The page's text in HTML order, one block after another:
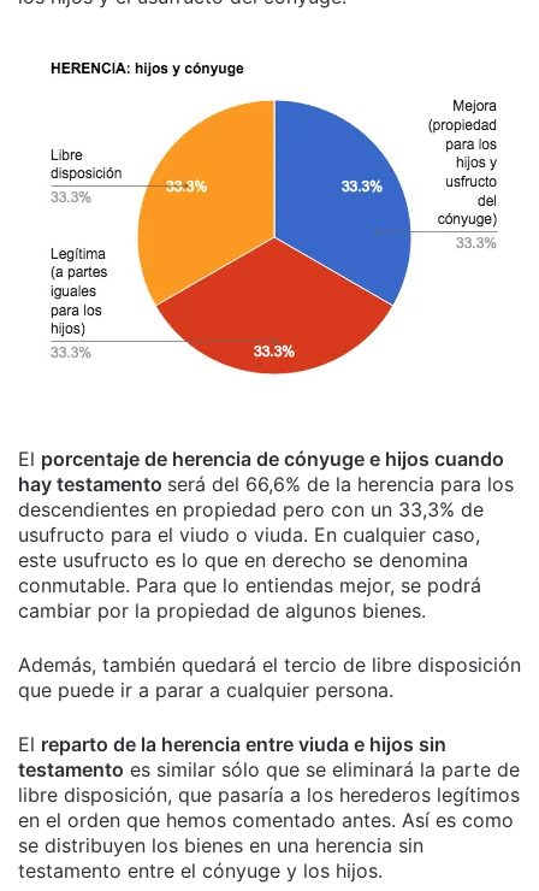
El porcentaje de herencia de cónyuge e hijos cuando
hay testamento será del 66,6% de la herencia para los
descendientes en propiedad pero con un 33,3% de
usufructo para el viudo o viuda. En cualquier caso,
este usufructo es lo que en derecho se denomina
conmutable. Para que lo entiendas mejor, se podrá
cambiar por la propiedad de algunos bienes.
Además, también quedará el tercio de libre disposición
que puede ir a parar a cualquier persona.
El reparto de la herencia entre viuda e hijos sin
testamento es similar sólo que se eliminará la parte de
libre disposición, que pasaría a los herederos legítimos
en el orden que hemos comentado antes. Así es como
se distribuyen los bienes en una herencia sin
testamento entre el cónyuge y los hijos.